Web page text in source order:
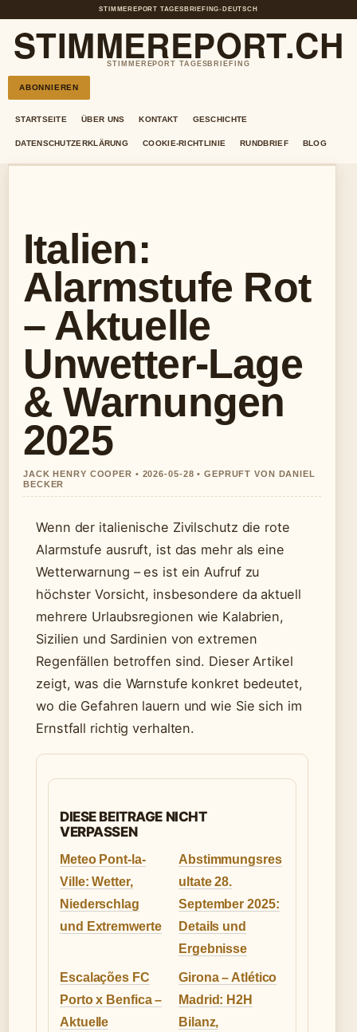
STIMMEREPORT TAGESBRIEFING• DEUTSCH
STIMMEREPORT.CH
STIMMEREPORT TAGESBRIEFING
ABONNIEREN
STARTSEITE ÜBER UNS KONTAKT GESCHICHTE
DATENSCHUTZERKLÄRUNG COOKIE-RICHTLINIE RUNDBRIEF BLOG
Italien:
Alarmstufe Rot
– Aktuelle
Unwetter-Lage
& Warnungen
2025
JACK HENRY COOPER • 2026-05-28 • GEPRUFT VON DANIEL
BECKER
Wenn der italienische Zivilschutz die rote
Alarmstufe ausruft, ist das mehr als eine
Wetterwarnung – es ist ein Aufruf zu
höchster Vorsicht, insbesondere da aktuell
mehrere Urlaubsregionen wie Kalabrien,
Sizilien und Sardinien von extremen
Regenfällen betroffen sind. Dieser Artikel
zeigt, was die Warnstufe konkret bedeutet,
wo die Gefahren lauern und wie Sie sich im
Ernstfall richtig verhalten.
DIESE BEITRAGE NICHT
VERPASSEN
Meteo Pont-la-
Ville: Wetter,
Niederschlag
und Extremwerte
Abstimmungsres
ultate 28.
September 2025:
Details und
Ergebnisse
Escalações FC
Porto x Benfica –
Aktuelle
Girona – Atlético
Madrid: H2H
Bilanz,